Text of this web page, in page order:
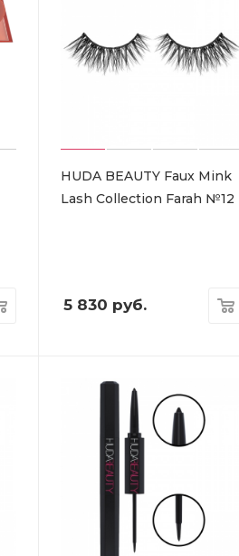
HUDA BEAUTY Faux Mink
Lash Collection Farah №12
5 830 руб.